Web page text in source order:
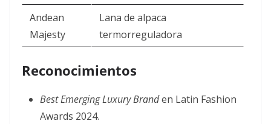
Andean
Majesty
Lana de alpaca
termorreguladora
Reconocimientos
Best Emerging Luxury Branden Latin Fashion
Awards 2024.